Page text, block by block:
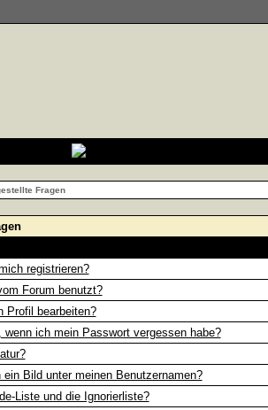
Fragen
registrieren?
Forum benutzt?
Profil bearbeiten?
ich mein Passwort vergessen habe?
Bild unter meinen Benutzernamen?
Liste und die Ignorierliste?